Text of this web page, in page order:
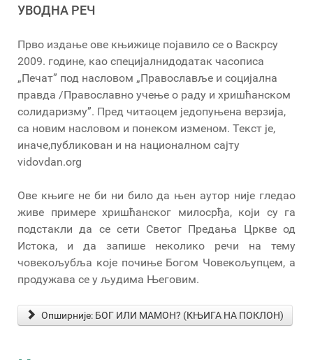
УВОДНА РЕЧ
Прво издање ове књижице појавило се о Васкрсу
2009. године, као специјалнидодатак часописа
„Печат” под насловом „Православље и социјална
правда /Православно учење о раду и хришћанском
солидаризму”. Пред читаоцем једопуњена верзија,
са новим насловом и понеком изменом. Текст је,
иначе,публикован и на националном сајту
vidovdan.org
Ове књиге не би ни било да њен аутор није гледао
живе примере хришћанског милосрђа, који су га
подстакли да се сети Светог Предања Цркве од
Истока, и да запише неколико речи на тему
човекољубља које почиње Богом Човекољупцем, а
продужава се у људима Његовим.
Опширније: БОГ ИЛИ МАМОН? (КЊИГА НА ПОКЛОН)